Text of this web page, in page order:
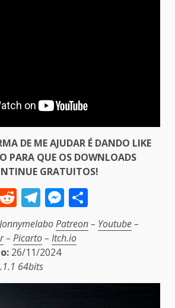
DE ME AJUDAR É DANDO LIKE
PARA QUE OS DOWNLOADS
GRATUITOS!
Reddit
Telegram
Messenger
JonnymelaboPatreon– Youtube–
– Picarto– Itch.io
26/11/2024
64bits